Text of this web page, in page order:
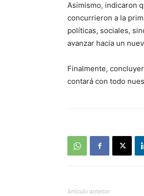
Asimismo, indicaron
concurrieron a la
políticas, sociales,
avanzar hacia un
Finalmente,
contará con todo
Artículo anterior